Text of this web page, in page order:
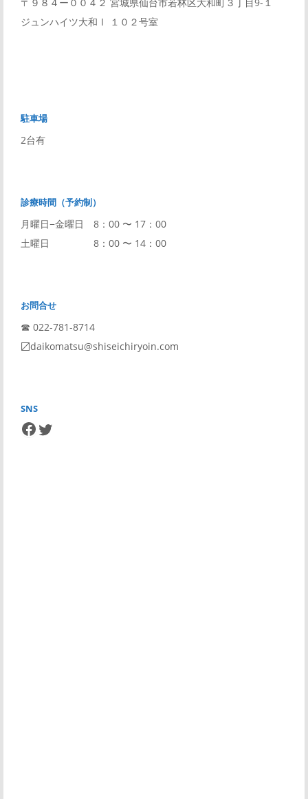
〒９８４ー００４２ 宮城県仙台市若林区大和町３丁目9-１
ジュンハイツ大和Ⅰ １０２号室
駐車場
2台有
診療時間（予約制）
月曜日−金曜日 8：00 〜 17：00
土曜日 8：00 〜 14：00
お問合せ
☎︎ 022-781-8714
〼daikomatsu@shiseichiryoin.com
SNS